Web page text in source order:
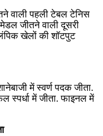
वाली पहली टेबल टेनिस
जीतने वाली दूसरी
खेलों की शॉटपुट
में स्‍वर्ण पदक जीता.
स्पर्धा में जीता. फाइनल में